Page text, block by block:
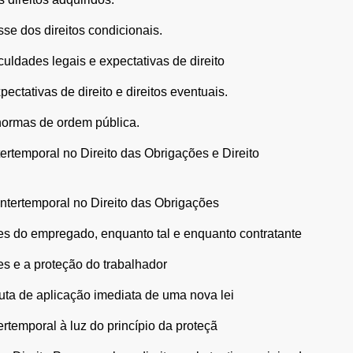
dos direitos condicionais.
legais e expectativas de direito
de direito e direitos eventuais.
de ordem pública.
no Direito das Obrigações e Direito
no Direito das Obrigações
do empregado, enquanto tal e enquanto contratante
e a proteção do trabalhador
de aplicação imediata de uma nova lei
à luz do princípio da proteçã